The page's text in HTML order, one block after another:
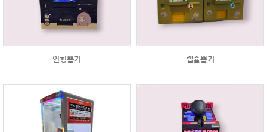
인형뽑기 캡슐뽑기